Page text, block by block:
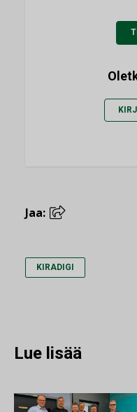
Jaa:
KIRADIGI
Lue lisää